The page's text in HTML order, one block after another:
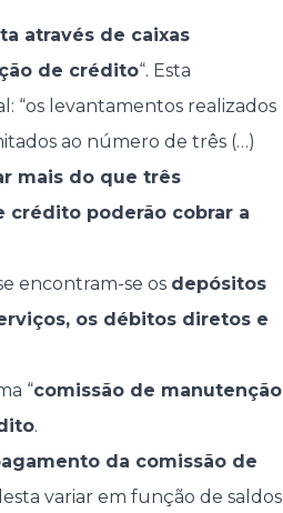
através de caixas
de crédito“. Esta
“os levantamentos realizados
ao número de três (…)
mais do que três
crédito poderão cobrar a
encontram-se os depósitos
os débitos diretos e
“comissão de manutenção
.
da comissão de
variar em função de saldos